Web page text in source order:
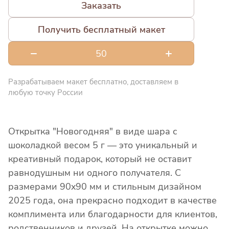
Заказать
Получить бесплатный макет
Разрабатываем макет бесплатно, доставляем в
любую точку России
Открытка "Новогодняя" в виде шара с
шоколадкой весом 5 г — это уникальный и
креативный подарок, который не оставит
равнодушным ни одного получателя. С
размерами 90x90 мм и стильным дизайном
2025 года, она прекрасно подходит в качестве
комплимента или благодарности для клиентов,